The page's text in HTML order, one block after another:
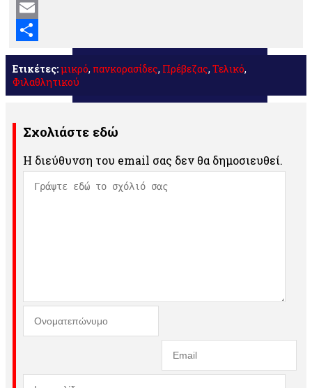
Mastodon
Email
Μοιραστείτε
Ετικέτες:μικρό, πανκορασίδες, Πρέβεζας, Τελικό,
Φιλαθλητικού
Σχολιάστε εδώ
Η διεύθυνση του email σας δεν θα δημοσιευθεί.